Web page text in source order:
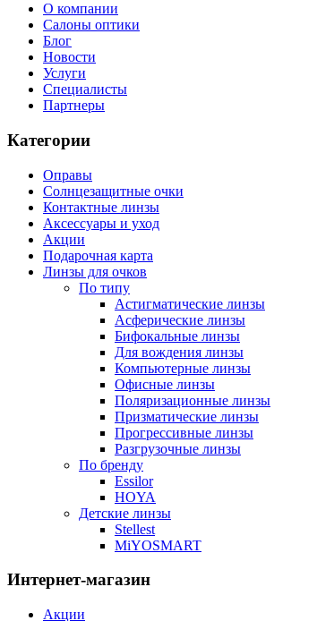
О компании
Салоны оптики
Блог
Новости
Услуги
Специалисты
Партнеры
Категории
Оправы
Солнцезащитные очки
Контактные линзы
Аксессуары и уход
Акции
Подарочная карта
Линзы для очков
По типу
Астигматические линзы
Асферические линзы
Бифокальные линзы
Для вождения линзы
Компьютерные линзы
Офисные линзы
Поляризационные линзы
Призматические линзы
Прогрессивные линзы
Разгрузочные линзы
По бренду
Essilor
HOYA
Детские линзы
Stellest
MiYOSMART
Интернет-магазин
Акции